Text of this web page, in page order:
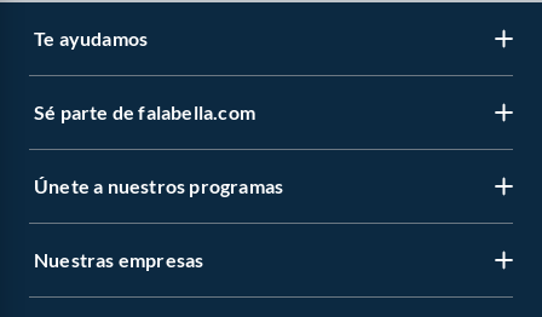
Te ayudamos
Sé parte de falabella.com
Únete a nuestros programas
Nuestras empresas